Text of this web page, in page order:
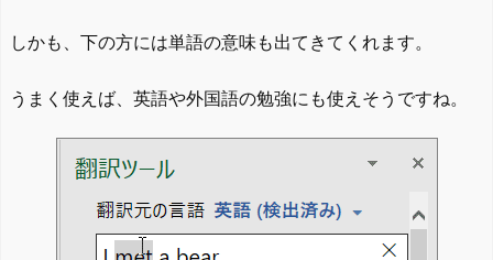
しかも、下の方には単語の意味も出てきてくれます。
うまく使えば、英語や外国語の勉強にも使えそうですね。